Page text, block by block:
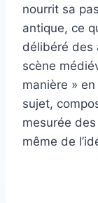
nourrit sa
antique, ce
délibéré des
scène
manière »
sujet,
mesurée
même de